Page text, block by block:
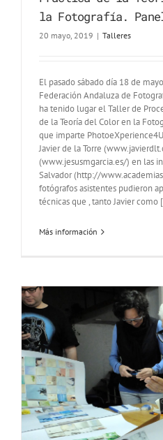
la Fotografía.
20 mayo, 2019 | Talleres
El pasado sábado día 18 de
Federación Andaluza de
ha tenido lugar el Taller de
de la Teoría del Color en la
que imparte
Javier de la Torre
(www.jesusmgarcia.es/) en las
Salvador (http://
fotógrafos asistentes pudieron
técnicas que , tanto Javier como
Más información